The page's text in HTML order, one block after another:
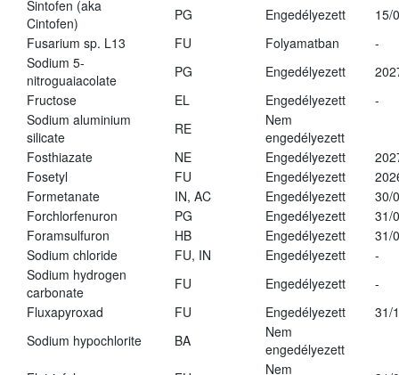
Sintofen (aka
Cintofen)
PG Engedélyezett
15/
Fusarium sp. L13
FU Folyamatban
-
Sodium 5-
nitroguaiacolate
PG Engedélyezett
Fructose
EL Engedélyezett
-
Sodium aluminium
silicate
RE
Nem
engedélyezett
Fosthiazate
NE Engedélyezett
Fosetyl
FU Engedélyezett
Formetanate
IN, AC Engedélyezett
30/
Forchlorfenuron
PG Engedélyezett
31/
Foramsulfuron
HB Engedélyezett
31/
Sodium chloride
FU, IN Engedélyezett
-
Sodium hydrogen
carbonate
FU Engedélyezett
-
Fluxapyroxad
FU Engedélyezett
31/
Sodium hypochlorite
BA
Nem
engedélyezett
Nem